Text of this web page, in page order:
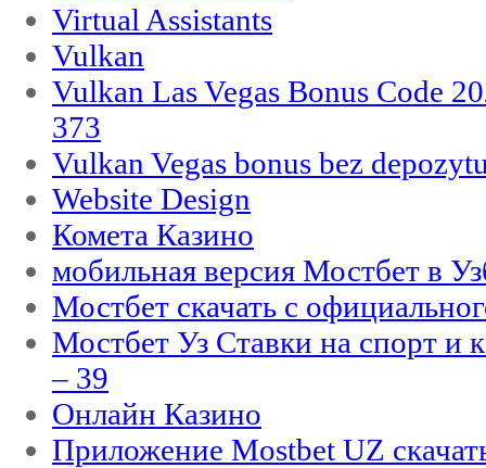
Virtual Assistants
Vulkan
Vulkan Las Vegas Bonus Code
373
Vulkan Vegas bonus bez
Website Design
Комета Казино
мобильная версия Мостбет в
Мостбет скачать с
Мостбет Уз Ставки на спорт и
– 39
Онлайн Казино
Приложение Mostbet UZ